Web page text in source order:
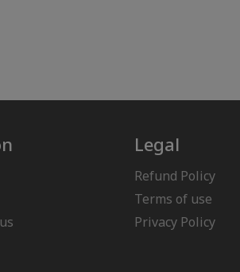
Legal
Refund Policy
Terms of use
Privacy Policy